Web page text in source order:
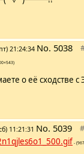
21:24:34 No. 5038
о её сходстве
11:21:31 No. 5039
-